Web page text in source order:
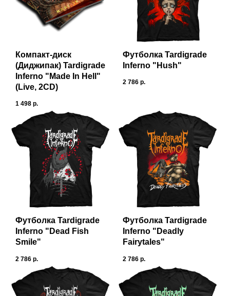
Компакт-диск
(Диджипак) Tardigrade
Inferno "Made In Hell"
(Live, 2CD)
1 498 р.
Футболка Tardigrade
Inferno "Hush"
2 786 р.
Футболка Tardigrade
Inferno "Dead Fish
Smile"
2 786 р.
Футболка Tardigrade
Inferno "Deadly
Fairytales"
2 786 р.